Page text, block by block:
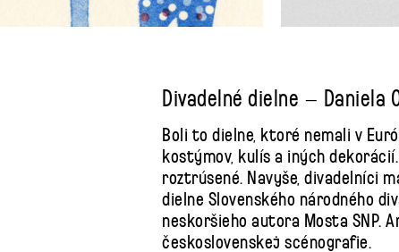
Divadelné dielne – Daniela
Boli to dielne, ktoré nemali v
kostýmov, kulís a iných
roztrúsené. Navyše, divadelníci
dielne Slovenského národného
neskoršieho autora Mosta SNP.
československej scénografie.